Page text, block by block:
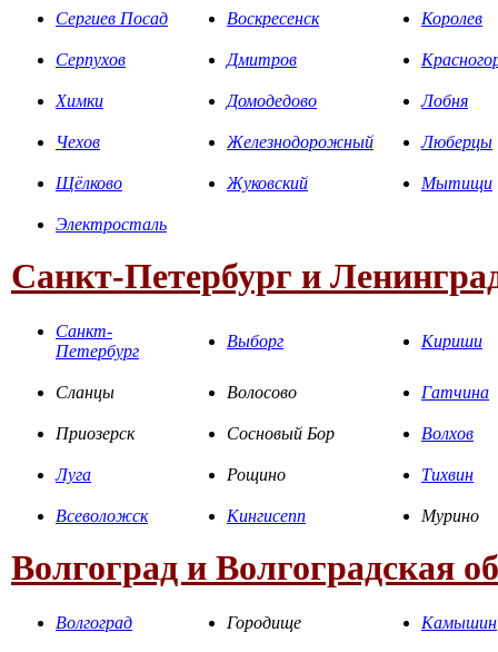
Сергиев Посад Воскресенск Королев
Серпухов Дмитров
Химки Домодедово Лобня
Чехов Железнодорожный Люберцы
Щёлково Жуковский Мытищи
Электросталь
Санкт-Петербург и
Санкт-
Петербург
Выборг Кириши
Сланцы Волосово Гатчина
Приозерск Сосновый Бор Волхов
Луга Рощино Тихвин
Всеволожск Кингисепп Мурино
Волгоград и Волгоградская
Волгоград Городище Камышин